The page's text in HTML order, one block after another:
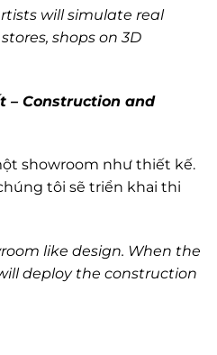
will simulate real
shops on 3D
– Construction and
showroom như thiết kế.
tôi sẽ triển khai thi
like design. When the
deploy the construction